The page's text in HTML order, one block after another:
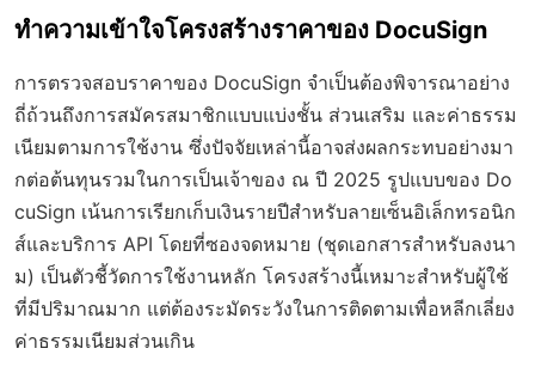
ทำความเข้าใจโครงสร้างราคาของ DocuSign
การตรวจสอบราคาของ DocuSign จำเป็นต้องพิจารณาอย่าง
ถี่ถ้วนถึงการสมัครสมาชิกแบบแบ่งชั้น ส่วนเสริม และค่าธรรม
เนียมตามการใช้งาน ซึ่งปัจจัยเหล่านี้อาจส่งผลกระทบอย่างมา
กต่อต้นทุนรวมในการเป็นเจ้าของ ณ ปี 2025 รูปแบบของ Do
cuSign เน้นการเรียกเก็บเงินรายปีสำหรับลายเซ็นอิเล็กทรอนิก
ส์และบริการ API โดยที่ซองจดหมาย (ชุดเอกสารสำหรับลงนา
ม) เป็นตัวชี้วัดการใช้งานหลัก โครงสร้างนี้เหมาะสำหรับผู้ใช้
ที่มีปริมาณมาก แต่ต้องระมัดระวังในการติดตามเพื่อหลีกเลี่ยง
ค่าธรรมเนียมส่วนเกิน